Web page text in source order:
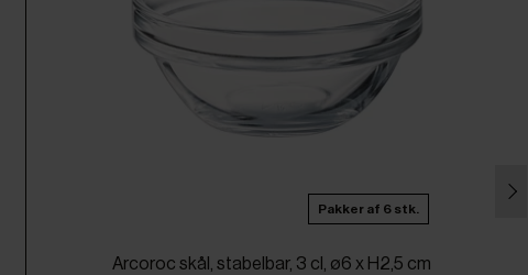
Pakker af 6 stk.
Arcoroc skål, stabelbar, 3 cl, ø6 x H2,5 cm